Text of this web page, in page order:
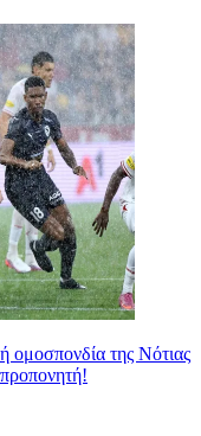
ομοσπονδία της Νότιας